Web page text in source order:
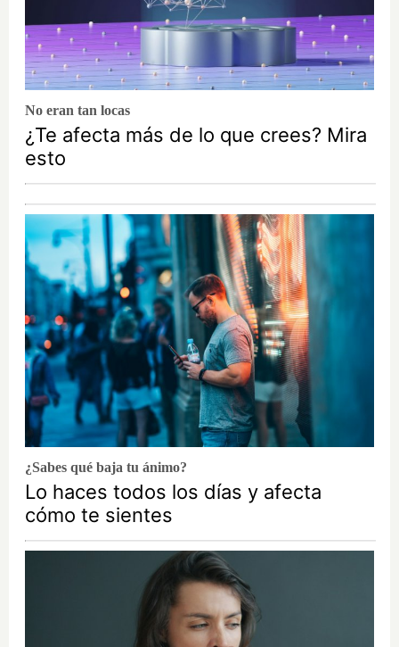
No eran tan locas
¿Te afecta más de lo que crees? Mira
esto
¿Sabes qué baja tu ánimo?
Lo haces todos los días y afecta
cómo te sientes